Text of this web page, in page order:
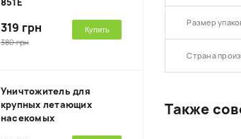
851E
319 грн
380 грн
Купить
Уничтожитель для
крупных летающих
насекомых
Размер
Страна
Также